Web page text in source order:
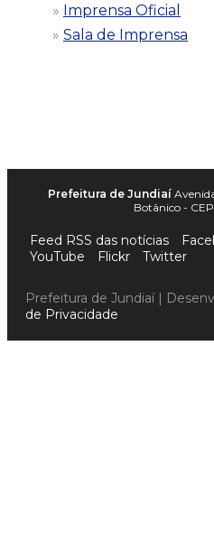
Imprensa Oficial
Sala de Imprensa
Prefeitura de Jundiaí
Botânico -
Feed RSS das notícias
YouTube
Flickr Twitter
Prefeitura de Jundiaí |
de Privacidade